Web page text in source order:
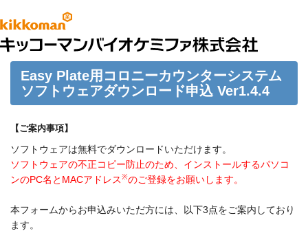
Easy Plate用コロニーカウンターシステム
ソフトウェアダウンロード申込 Ver1.4.4
【ご案内事項】
ソフトウェアは無料でダウンロードいただけます。
ソフトウェアの不正コピー防止のため、インストールするパソコ
ンのPC名とMACアドレス※のご登録をお願いします。
本フォームからお申込みいただ方には、以下3点をご案内しており
ます。